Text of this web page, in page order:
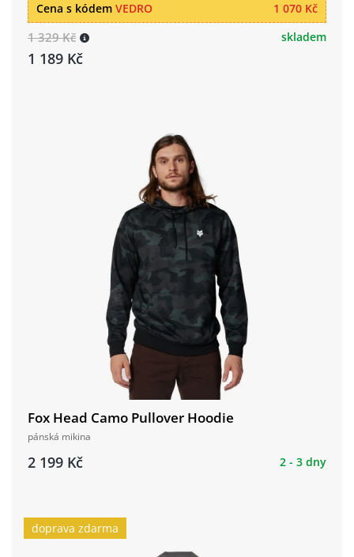
1 070 Kč
Cena s kódem VEDRO
1 329 Kč
1 189 Kč
skladem
Fox Head Camo Pullover Hoodie
pánská mikina
2 199 Kč 2 - 3 dny
doprava zdarma